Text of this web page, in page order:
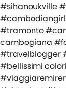
#sihanoukville
#tramonto
cambogiana
#travelblogger
#bellissimi colori